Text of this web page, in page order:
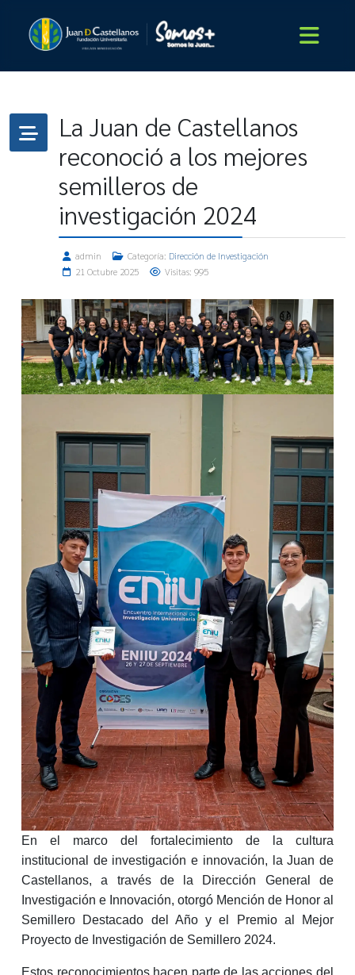
La Juan de Castellanos
reconoció a los mejores
semilleros de
investigación 2024
admin Categoría: Dirección de Investigación
21 Octubre 2025
Visitas: 995
En el marco del fortalecimiento de la cultura
institucional de investigación e innovación, la Juan de
Castellanos, a través de la Dirección General de
Investigación e Innovación, otorgó Mención de Honor al
Semillero Destacado del Año y el Premio al Mejor
Proyecto de Investigación de Semillero 2024.